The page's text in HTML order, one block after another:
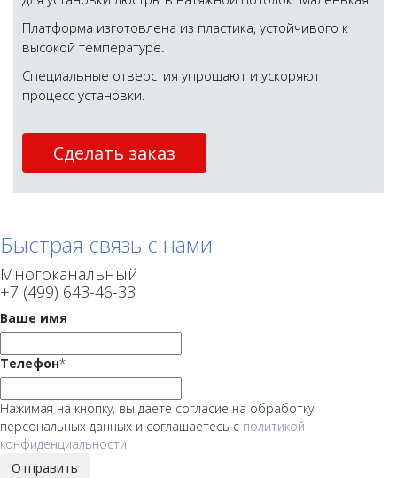
Платформа изготовлена из пластика, устойчивого к
высокой температуре.
Специальные отверстия упрощают и ускоряют
процесс установки.
Сделать заказ
Быстрая связь с нами
Многоканальный
+7 (499) 643-46-33
Ваше имя
Телефон*
Нажимая на кнопку, вы даете согласие на обработку
персональных данных и соглашаетесь с политикой
конфиденциальности
Отправить